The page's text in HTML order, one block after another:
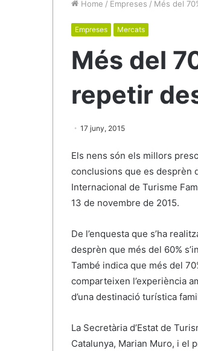
Home / Empreses / Més del
Empreses Mercats
Més del
repetir
17 juny, 2015
Els nens són els millors
conclusions que es desprèn
Internacional de Turisme
13 de novembre de 2015.
De l’enquesta que s’ha
desprèn que més del 60%
També indica que més del
comparteixen l’experiència
d’una destinació turística
La Secretària d’Estat de
Catalunya, Marian Muro, i el